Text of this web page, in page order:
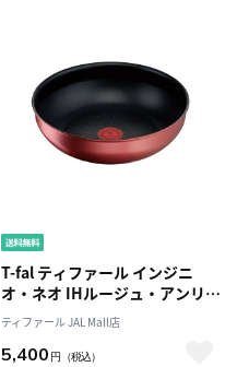
T-fal ティファール インジニ
オ・ネオ IHルージュ・アンリミ
テッド ウォックパン26cm
L38377 炒め鍋 深型 中華鍋
IH・ガス火対応
ティファール JAL Mall店
5,400 円 （税込）